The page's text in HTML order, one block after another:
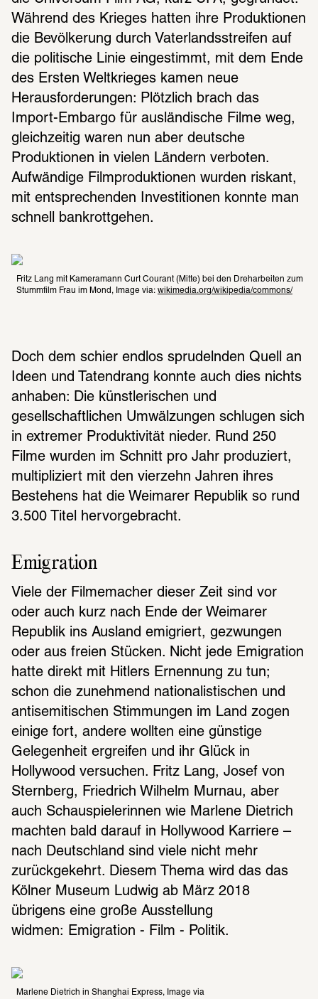
Während des Krieges hatten ihre Produktionen
die Bevölkerung durch Vaterlandsstreifen auf
die politische Linie eingestimmt, mit dem Ende
des Ersten Weltkrieges kamen neue
Herausforderungen: Plötzlich brach das
Import-Embargo für ausländische Filme weg,
gleichzeitig waren nun aber deutsche
Produktionen in vielen Ländern verboten.
Aufwändige Filmproduktionen wurden riskant,
mit entsprechenden Investitionen konnte man
schnell bankrottgehen.
Fritz Lang mit Kameramann Curt Courant (Mitte) bei den Dreharbeiten zum
Stummfilm Frau im Mond, Image via: wikimedia.org/wikipedia/commons/
Doch dem schier endlos sprudelnden Quell an
Ideen und Tatendrang konnte auch dies nichts
anhaben: Die künstlerischen und
gesellschaftlichen Umwälzungen schlugen sich
in extremer Produktivität nieder. Rund 250
Filme wurden im Schnitt pro Jahr produziert,
multipliziert mit den vierzehn Jahren ihres
Bestehens hat die Weimarer Republik so rund
3.500 Titel hervorgebracht.
Emigration
Viele der Filmemacher dieser Zeit sind vor
oder auch kurz nach Ende der Weimarer
Republik ins Ausland emigriert, gezwungen
oder aus freien Stücken. Nicht jede Emigration
hatte direkt mit Hitlers Ernennung zu tun;
schon die zunehmend nationalistischen und
antisemitischen Stimmungen im Land zogen
einige fort, andere wollten eine günstige
Gelegenheit ergreifen und ihr Glück in
Hollywood versuchen. Fritz Lang, Josef von
Sternberg, Friedrich Wilhelm Murnau, aber
auch Schauspielerinnen wie Marlene Dietrich
machten bald darauf in Hollywood Karriere –
nach Deutschland sind viele nicht mehr
zurückgekehrt. Diesem Thema wird das das
Kölner Museum Ludwig ab März 2018
übrigens eine große Ausstellung
widmen: Emigration - Film - Politik.